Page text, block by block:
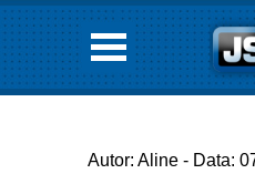
Autor: Aline - Data: